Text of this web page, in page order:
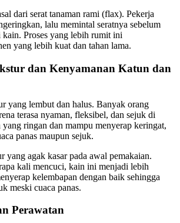
dari serat tanaman rami (flax). Pekerja
lalu memintal seratnya sebelum
kain. Proses yang lebih rumit ini
yang lebih kuat dan tahan lama.
dan Kenyamanan Katun dan
yang lembut dan halus. Banyak orang
terasa nyaman, fleksibel, dan sejuk di
ringan dan mampu menyerap keringat,
panas maupun sejuk.
yang agak kasar pada awal pemakaian.
kali mencuci, kain ini menjadi lebih
kelembapan dengan baik sehingga
meski cuaca panas.
Perawatan